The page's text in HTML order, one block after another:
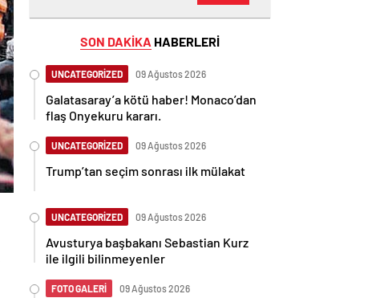
SON DAKİKA HABERLERİ
UNCATEGORİZED 09 Ağustos 2026
Galatasaray’a kötü haber! Monaco’dan
flaş Onyekuru kararı.
UNCATEGORİZED 09 Ağustos 2026
Trump’tan seçim sonrası ilk mülakat
UNCATEGORİZED 09 Ağustos 2026
Avusturya başbakanı Sebastian Kurz
ile ilgili bilinmeyenler
FOTO GALERİ 09 Ağustos 2026